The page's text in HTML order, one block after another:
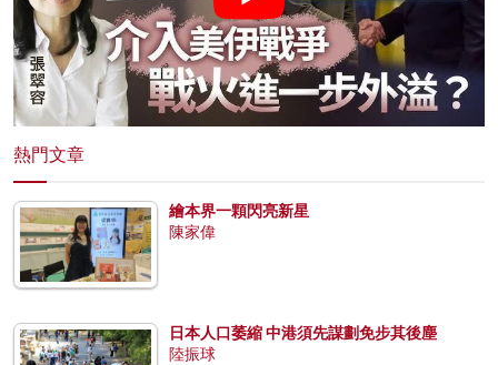
熱門文章
繪本界一顆閃亮新星
陳家偉
日本人口萎縮 中港須先謀劃免步其後塵
陸振球